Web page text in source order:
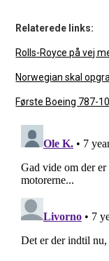
Relaterede links:
Rolls-Royce på vej
Norwegian skal
Første Boeing 787-